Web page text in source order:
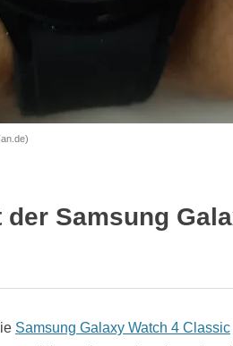
Samsung
Samsung Galaxy Watch 4 Classic